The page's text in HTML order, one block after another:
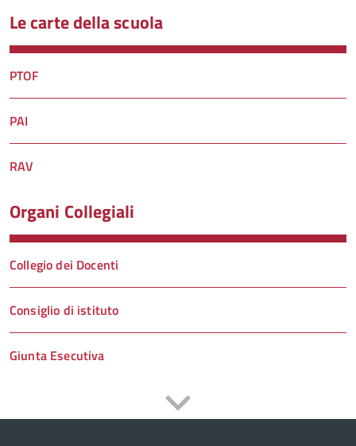
Le carte della scuola
PTOF
PAI
RAV
Organi Collegiali
Collegio dei Docenti
Consiglio di istituto
Giunta Esecutiva